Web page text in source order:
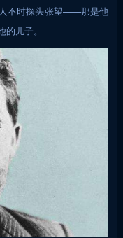
不时探头张望——那是他
儿子。